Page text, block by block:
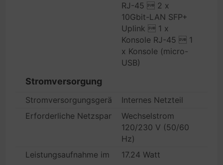
RJ-45  2 x
10Gbit-LAN SFP+
Uplink  1 x
Konsole RJ-45  1
x Konsole (micro-
USB)
Stromversorgung
Stromversorgungsgerät
Internes Netzteil
Erforderliche NetzspannungWechselstrom
120/230 V (50/60
Hz)
Leistungsaufnahme im Betrieb17.24 Watt